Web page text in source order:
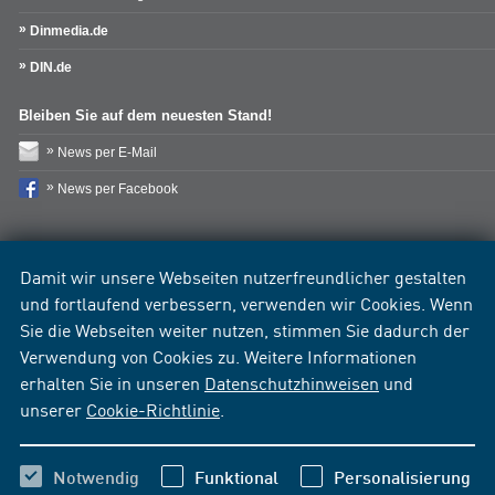
Damit wir unsere Webseiten nutzerfreundlicher gestalten
und fortlaufend verbessern, verwenden wir Cookies. Wenn
Sie die Webseiten weiter nutzen, stimmen Sie dadurch der
Verwendung von Cookies zu. Weitere Informationen
erhalten Sie in unseren Datenschutzhinweisen und
unserer Cookie-Richtlinie
Notwendig Funktional Personalisierung
Dinmedia.de
DIN.de
Bleiben Sie auf dem neuesten Stand!
News per E-Mail
News per Facebook